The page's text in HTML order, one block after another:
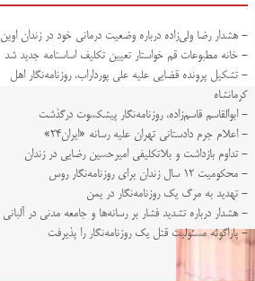
- هشدار رضا ولی‌زاده درباره وضعیت درمانی خود در زندان اوین
- خانه مطبوعات قم خواستار تعیین تکلیف اساسنامه جدید شد
- تشکیل پرونده قضایی علیه علی پورداراب، روزنامه‌نگار اهل
کرمانشاه
- ابوالقاسم قاسم‌زاده، روزنامه‌نگار پیشکسوت درگذشت
- اعلام جرم دادستانی تهران علیه رسانه «ایران۲۴»
- تداوم بازداشت و بلاتکلیفی امیرحسین رضایی در زندان
- محکومیت ۱۲ سال زندان برای روزنامه‌نگار روس
- تهدید به مرگ یک روزنامه‌نگار در یمن
- هشدار درباره تشدید فشار بر رسانه‌ها و جامعه مدنی در آلبانی
- پاراگوئه مسئولیت قتل یک روزنامه‌نگار را پذیرفت